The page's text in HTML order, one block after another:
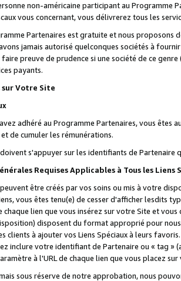
non-américaine participant au
vous concernant, vous délivrerez tous les
Partenaires est gratuite et nous proposons
jamais autorisé quelconques sociétés à
preuve de prudence si une société de ce
payants.
sur Votre Site
adhéré au Programme Partenaires, vous êtes
de cumuler les rémunérations.
doivent s'appuyer sur les identifiants de Partenaire
Requises Applicables à Tous les Liens
peuvent être créés par vos soins ou mis à votre
vous êtes tenu(e) de cesser d'afficher lesdits
lien que vous insérez sur votre Site et
disposent du format approprié pour
clients à ajouter vos Liens Spéciaux à leurs
inclure votre identifiant de Partenaire ou « tag
à l'URL de chaque lien que vous placez
sous réserve de notre approbation, nous